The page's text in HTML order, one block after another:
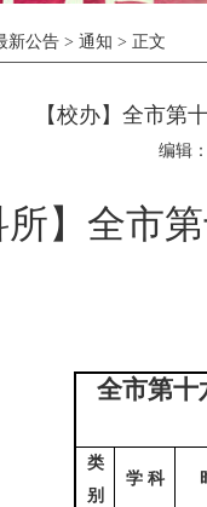
新公告> 通知 > 正文
【校办】全市第
编辑
所】全市
全市第十
类
别
学 科